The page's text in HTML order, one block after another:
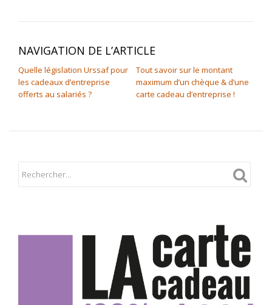
NAVIGATION DE L’ARTICLE
Quelle législation Urssaf pour
les cadeaux d’entreprise
offerts au salariés ?
Tout savoir sur le montant
maximum d’un chèque & d’une
carte cadeau d’entreprise !